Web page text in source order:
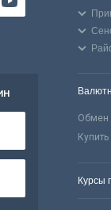
Обмен
Курсы